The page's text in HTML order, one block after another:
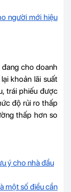
người mới hiệu
cho doanh
khoản lãi suất
trái phiếu được
độ rủi ro thấp
thấp hơn so
ý cho nhà đầu
một số điều cần